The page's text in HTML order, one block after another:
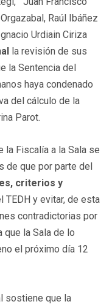
Raúl Ibáñez
Urdiain Ciriza
la revisión de sus
la Sentencia del
haya condenado
del cálculo de la
Parot.
Fiscalía a la Sala se
de que por parte del
criterios y
TEDH y evitar, de esta
contradictorias por
que la Sala de lo
el próximo día 12
sostiene que la